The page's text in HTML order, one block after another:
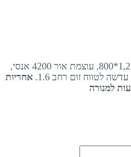
מקרן בטכנולוגית LCD, ברזולוציית 1,280*800, עוצמת אור 4200 אנסי,
אחריות